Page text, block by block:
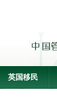
英国移民